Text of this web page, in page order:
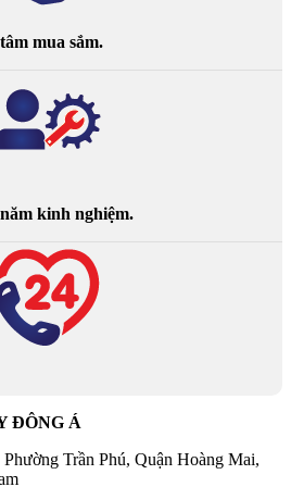
mua sắm.
kinh nghiệm.
ĐÔNG Á
Trần Phú, Quận Hoàng Mai,